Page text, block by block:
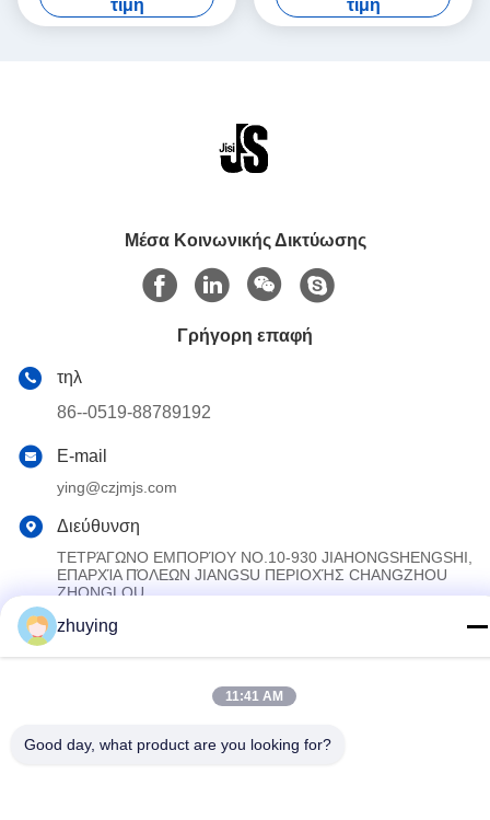
τιμή
τιμή
Μέσα Κοινωνικής Δικτύωσης
Γρήγορη επαφή
τηλ
86--0519-88789192
E-mail
ying@czjmjs.com
Διεύθυνση
ΤΕΤΡΆΓΩΝΟ ΕΜΠΟΡΊΟΥ NO.10-930 JIAHONGSHENGSHI,
ΕΠΑΡΧΊΑ ΠΌΛΕΩΝ JIANGSU ΠΕΡΙΟΧΉΣ CHANGZHOU
ZHONGLOU
Πολιτική απορρήτου|Sitemap
Κίνα Καλό Ποιότητα Μεγάλα πιό δροσερά πακέτα πάγου
Co.,ltd Όλα. Όλα τα δικαιώματα διατηρούνται.
zhuying
11:41 AM
Good day, what product are you looking for?